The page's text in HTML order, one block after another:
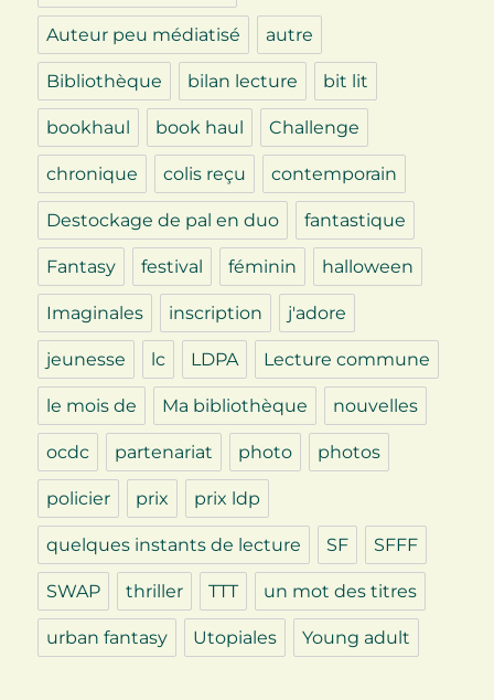
Auteur peu médiatisé autre
Bibliothèque bilan lecture bit lit
bookhaul book haul Challenge
chronique colis reçu contemporain
Destockage de pal en duo fantastique
Fantasy festival féminin halloween
Imaginales inscription j'adore
jeunesse lc LDPA Lecture commune
le mois de Ma bibliothèque nouvelles
ocdc partenariat photo photos
policier prix prix ldp
quelques instants de lecture SF SFFF
SWAP thriller TTT un mot des titres
urban fantasy Utopiales Young adult